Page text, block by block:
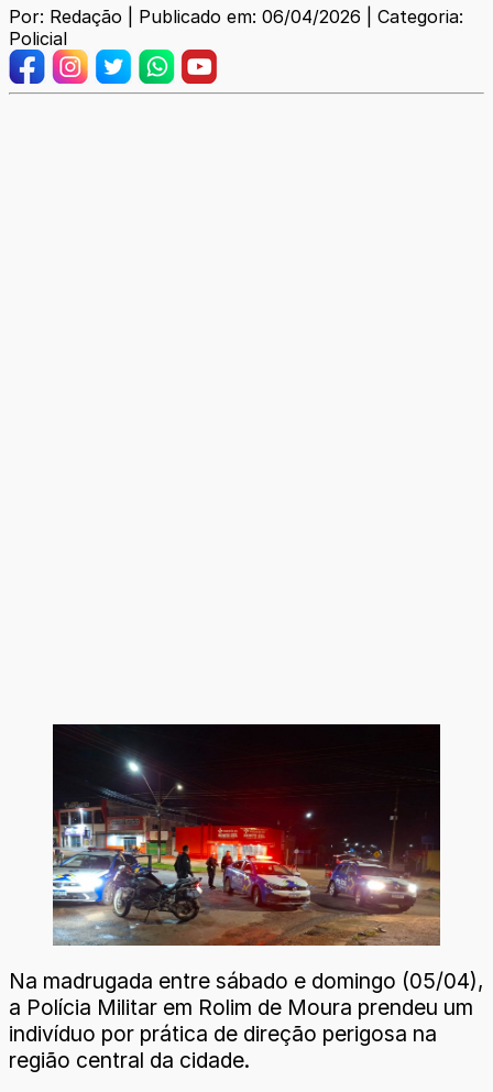
Por: Redação | Publicado em: 06/04/2026 | Categoria:
Policial
Na madrugada entre sábado e domingo (05/04),
a Polícia Militar em Rolim de Moura prendeu um
indivíduo por prática de direção perigosa na
região central da cidade.